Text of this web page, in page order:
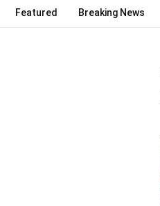
Featured Breaking News